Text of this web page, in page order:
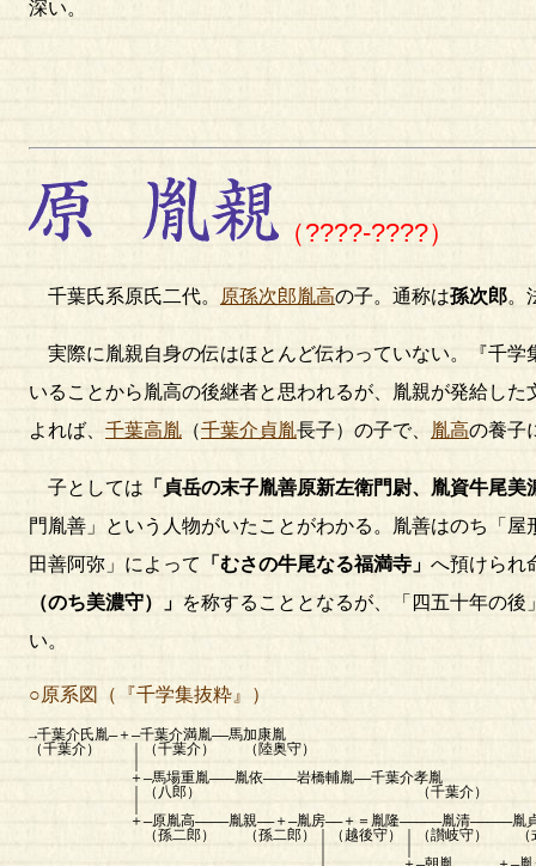
深い。
（????-????）
千葉氏系原氏二代。 原孫次郎胤高の子。通称は孫次郎。
実際に胤親自身の伝はほとんど伝わっていない。『千学
いることから胤高の後継者と思われるが、胤親が発給し
よれば、 千葉高胤 （千葉介貞胤長子）の子で、 胤高の養子
子としては 「貞岳の末子胤善原新左衛門尉、胤資牛尾美
門胤善」という人物がいたことがわかる。胤善はのち「
田善阿弥」によって
「むさの牛尾なる福満寺」 へ預けられ
（のち美濃守）」 を称することとなるが、「四五十年の
い。
○原系図（『千学集抜粋』）
→千葉介氏胤―＋―千葉介満胤――馬加康胤
（千葉介） ｜（千葉介） （陸奥守）
＋―馬場重胤―――胤依――――岩橋輔胤――千葉介孝胤
｜（八郎） （千葉介）
＋―原胤高――――胤親――＋―胤房――＋＝胤隆―――――胤清―――――胤貞
（孫二郎） （孫二郎）｜（越後守）｜（讃岐守） （式部